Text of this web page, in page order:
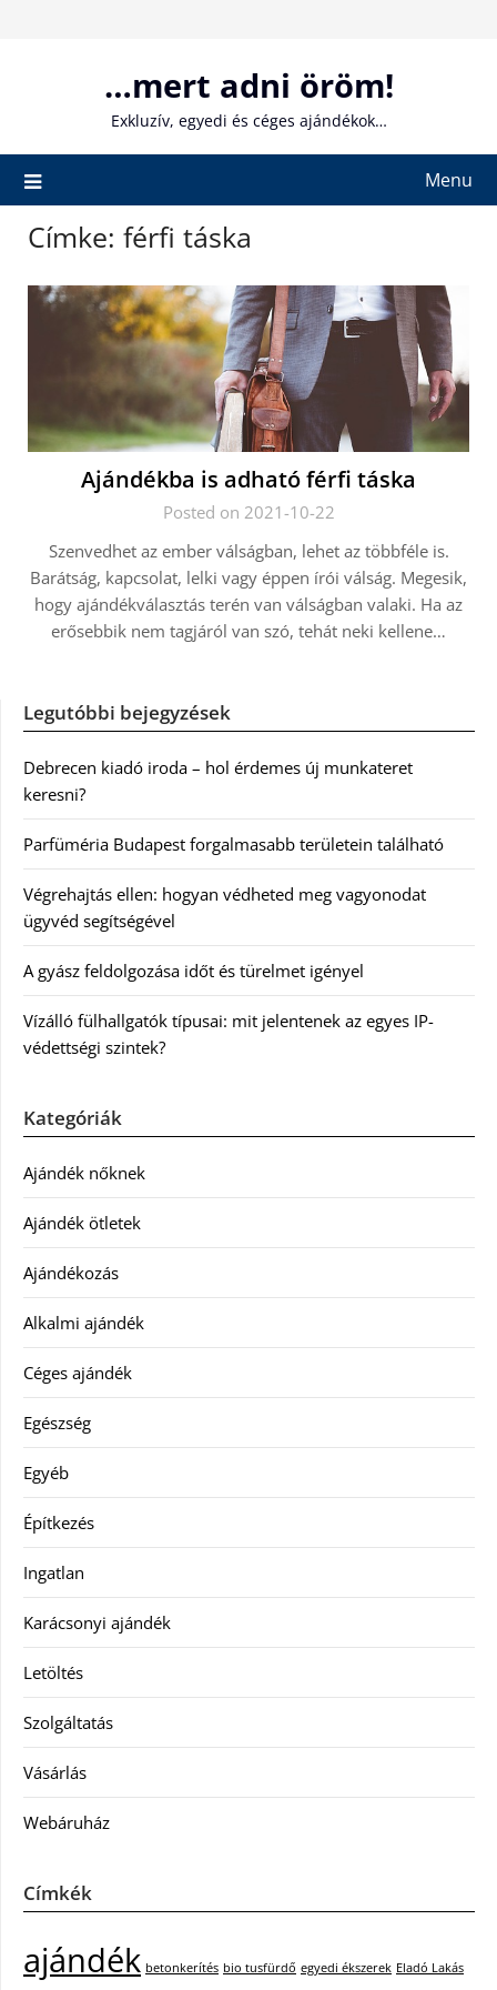
…mert adni öröm!
Exkluzív, egyedi és céges ajándékok…
Menu
Címke: férfi táska
Ajándékba is adható férfi táska
Posted on 2021-10-22
Szenvedhet az ember válságban, lehet az többféle is.
Barátság, kapcsolat, lelki vagy éppen írói válság. Megesik,
hogy ajándékválasztás terén van válságban valaki. Ha az
erősebbik nem tagjáról van szó, tehát neki kellene…
Legutóbbi bejegyzések
Debrecen kiadó iroda – hol érdemes új munkateret
keresni?
Parfüméria Budapest forgalmasabb területein található
Végrehajtás ellen: hogyan védheted meg vagyonodat
ügyvéd segítségével
A gyász feldolgozása időt és türelmet igényel
Vízálló fülhallgatók típusai: mit jelentenek az egyes IP-
védettségi szintek?
Kategóriák
Ajándék nőknek
Ajándék ötletek
Ajándékozás
Alkalmi ajándék
Céges ajándék
Egészség
Egyéb
Építkezés
Ingatlan
Karácsonyi ajándék
Letöltés
Szolgáltatás
Vásárlás
Webáruház
Címkék
ajándék betonkerítés bio tusfürdő egyedi ékszerek Eladó Lakás